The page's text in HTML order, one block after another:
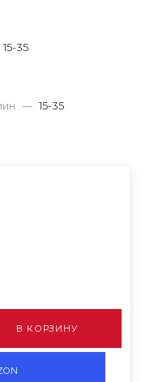
15-35
— 15-35
В КОРЗИНУ